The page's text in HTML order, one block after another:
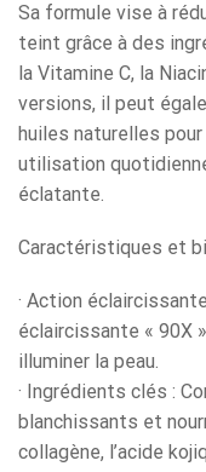
Sa formule vise à
teint grâce à des
la Vitamine C, la
versions, il peut
huiles naturelles pour
utilisation
éclatante.
Caractéristiques et
· Action
éclaircissante « 90X
illuminer la peau.
· Ingrédients clés :
blanchissants et
collagène, l’acide